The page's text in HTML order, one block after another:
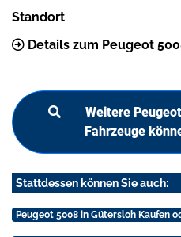
Standort
Details zum Peugeot
Weitere
Fahrzeuge
Stattdessen können Sie auch:
Peugeot 5008 in Gütersloh Kaufen